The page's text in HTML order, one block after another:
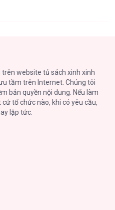
Trong Lâu Đài Của Công Tước
THÁNG 3 ĐẤY
Bạo Dăm
website tủ sách xinh xinh
tầm trên Internet. Chúng tôi
bản quyền nội dung. Nếu làm
tổ chức nào, khi có yêu cầu,
lập tức.